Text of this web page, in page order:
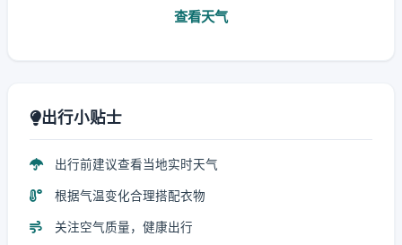
查看天气
出行小贴士
出行前建议查看当地实时天气
根据气温变化合理搭配衣物
关注空气质量，健康出行